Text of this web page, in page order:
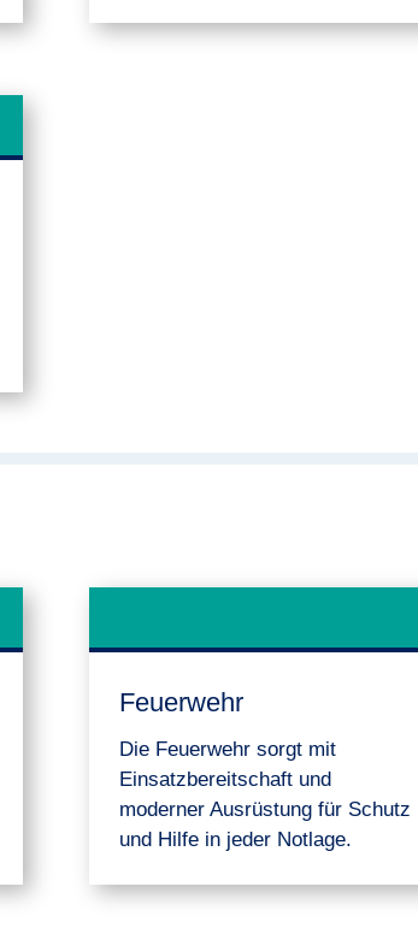
Feuerwehr
Die Feuerwehr sorgt mit
Einsatzbereitschaft und
moderner Ausrüstung für Schutz
und Hilfe in jeder Notlage.